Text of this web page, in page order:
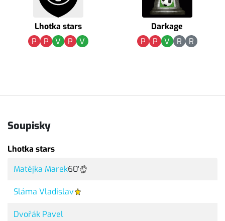
Lhotka stars
P
P V P V
Darkage
P
P V R R
Soupisky
Lhotka stars
Matějka Marek60'
Sláma Vladislav
Dvořák Pavel